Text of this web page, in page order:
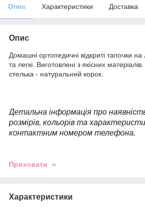
Опис Характеристики Доставка
Опис
Домашні ортопедичні відкриті тапочки на
та легкі. Виготовлені з якісних
стелька - натуральний корок.
Детальна інформація про
розмірів, кольорів та
контактним номером телефона.
Приховати
Характеристики